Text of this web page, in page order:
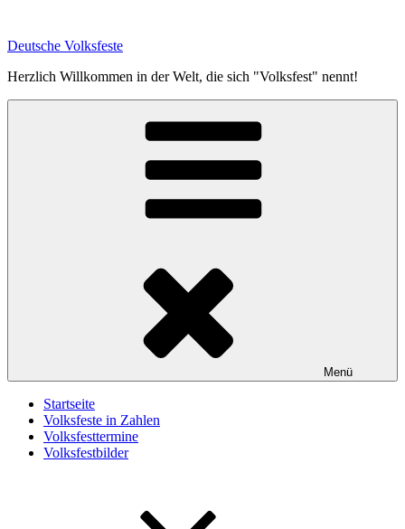
springen
Deutsche Volksfeste
Herzlich Willkommen in der Welt, die sich "Volksfest" nennt!
Menü
Startseite
Volksfeste in Zahlen
Volksfesttermine
Volksfestbilder